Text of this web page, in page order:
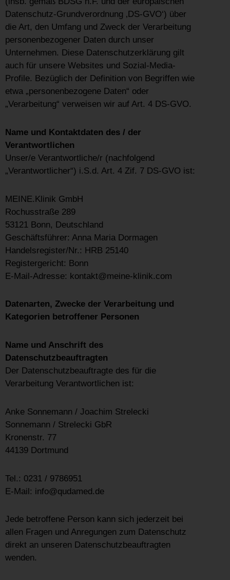
Datenschutz-Grundverordnung ‚DS-GVO‘) über
die Art, den Umfang und Zweck der Verarbeitung
personenbezogener Daten durch unser
Unternehmen. Diese Datenschutzerklärung gilt
auch für unsere Websites und Sozial-Media-
Profile. Bezüglich der Definition von Begriffen wie
etwa „personenbezogene Daten“ oder
„Verarbeitung“ verweisen wir auf Art. 4 DS-GVO.
Name und Kontaktdaten des / der
Verantwortlichen
Unser/e Verantwortliche/r (nachfolgend
„Verantwortlicher“) i.S.d. Art. 4 Zif. 7 DS-GVO ist:
MEINE.Klinik GmbH
Rochusstraße 289
53121 Bonn, Deutschland
Geschäftsführer: Anna Maria Dormagen
Handelsregister/Nr.: HRB 25140
Registergericht: Bonn
E-Mail-Adresse: kontakt@meine-klinik.com
Datenarten, Zwecke der Verarbeitung und
Kategorien betroffener Personen
Name und Anschrift des
Datenschutzbeauftragten
Der Datenschutzbeauftragte des für die
Verarbeitung Verantwortlichen ist:
Anke Sonnemann / Joachim Strelecki
Sonnemann / Strelecki GbR
Kronenstr. 77
44139 Dortmund
Tel.: 0231 / 9786951
E-Mail: info@qudamed.de
Jede betroffene Person kann sich jederzeit bei
allen Fragen und Anregungen zum Datenschutz
direkt an unseren Datenschutzbeauftragten
wenden.